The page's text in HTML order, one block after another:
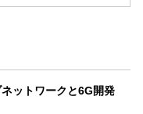
ットワークと6G開発